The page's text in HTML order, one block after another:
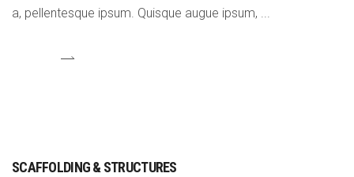
a, pellentesque ipsum. Quisque augue ipsum,
SCAFFOLDING & STRUCTURES